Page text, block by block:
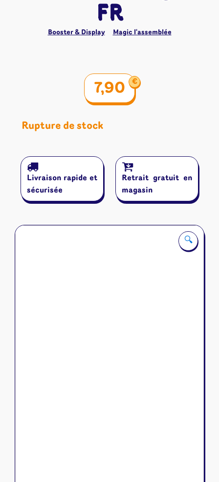
🔍
FR
Booster & Display Magic l'assemblée
7,90 €
Rupture de stock
Livraison rapide et
sécurisée
Retrait gratuit en
magasin